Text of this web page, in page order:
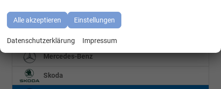
BMW
Cupra
Mercedes-Benz
Skoda
Alle akzeptieren Einstellungen
Datenschutzerklärung Impressum